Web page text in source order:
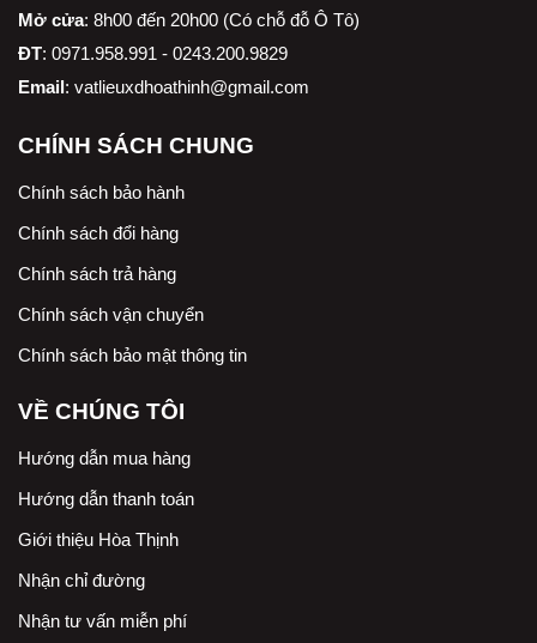
Mở cửa: 8h00 đến 20h00 (Có chỗ đỗ Ô Tô)
ĐT: 0971.958.991 - 0243.200.9829
Email: vatlieuxdhoathinh@gmail.com
CHÍNH SÁCH CHUNG
Chính sách bảo hành
Chính sách đổi hàng
Chính sách trả hàng
Chính sách vận chuyển
Chính sách bảo mật thông tin
VỀ CHÚNG TÔI
Hướng dẫn mua hàng
Hướng dẫn thanh toán
Giới thiệu Hòa Thịnh
Nhận chỉ đường
Nhận tư vấn miễn phí